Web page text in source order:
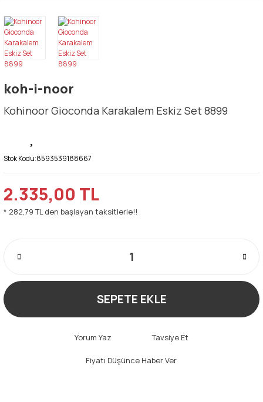
koh-i-noor
Kohinoor Gioconda Karakalem Eskiz Set 8899
Stok Kodu:8593539188667
2.335,00 TL
* 282,79 TL den başlayan taksitlerle!!
SEPETE EKLE
Yorum Yaz Tavsiye Et
Fiyatı Düşünce Haber Ver